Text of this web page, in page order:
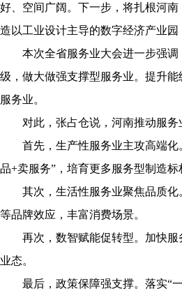
好、空间广阔。下一步，将扎根河
造以工业设计主导的数字经济产业
本次全省服务业大会进一步强调
级，做大做强支撑型服务业。提升
服务业。
对此，张占仓说，河南推动服务
首先，生产性服务业主攻高端化
品+卖服务”，培育更多服务型制造标
其次，生活性服务业聚焦品质化
等品牌效应，丰富消费场景。
再次，数智赋能促转型。加快服
业态。
最后，政策保障强支撑。落实“一